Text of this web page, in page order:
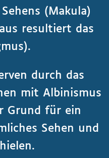
(Makula)
resultiert das
durch das
mit Albinismus
Grund für ein
Sehen und